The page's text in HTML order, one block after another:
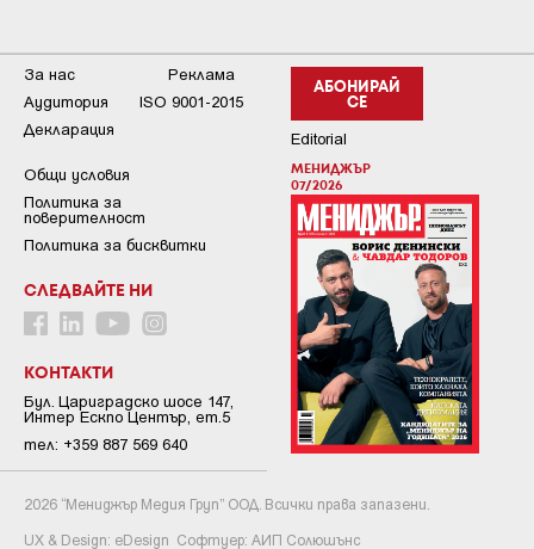
АБОНИРАЙ
СЕ
Editorial
МЕНИДЖЪР
07/2026
За нас
Реклама
Аудитория
ISO 9001-2015
Декларация
Общи условия
Пoлитикa зa
пoвepитeлнocт
Политика за бисквитки
СЛЕДВАЙТЕ НИ
КОНТАКТИ
Бул. Цариградско шосе 147,
Интер Ескпо Център, ет.5
тел: +359 887 569 640
2026 “Мениджър Медия Груп” ООД. Всички права запазени.
UX & Design: eDesign Софтуер: АИП Солюшънс